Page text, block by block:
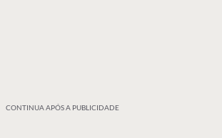
CONTINUA APÓS A PUBLICIDADE